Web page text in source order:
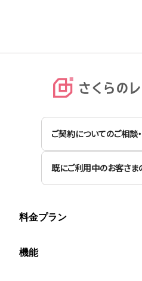
ご契約についてのご相談
既にご利用中のお客さま
料金プラン
機能